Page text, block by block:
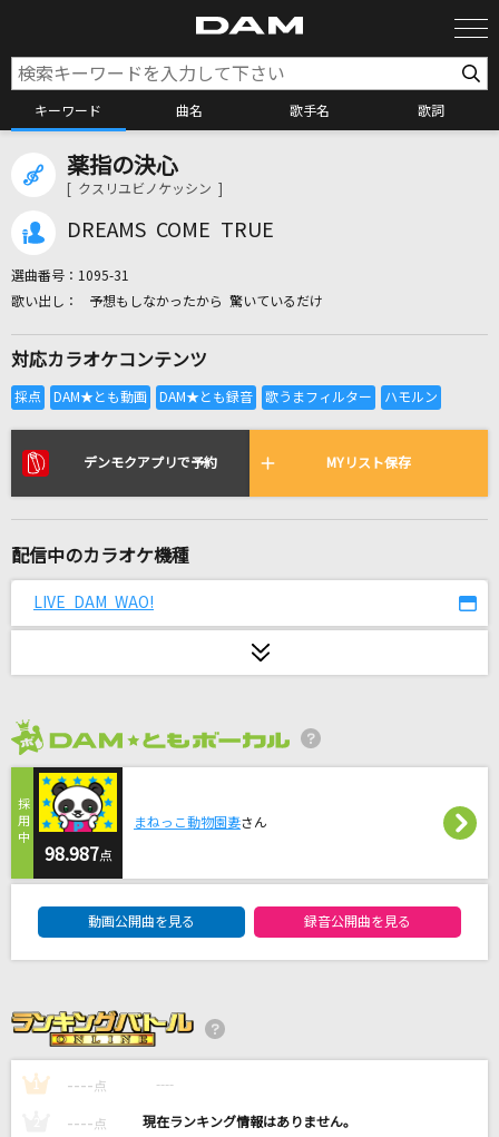
キーワード 曲名 歌手名 歌詞
全国りれき
リアルタイムで歌われている曲の一覧
[生音]天ノ弱
[生音]シュガーソングとビターステップ
爆風スランプ(BAKUFU-SLUMP)
GIRI GIRI -アニメ映像 ver.-
[生音]ミ・アモーレ
中森明菜
[生音]さよなら
西野カナ
会いたくて 会いたくて
西野カナ
薬指の決心
[ クスリユビノケッシン ]
DREAMS COME TRUE
選曲番号： 1095-31
予想もしなかったから 驚いているだけ
対応カラオケコンテンツ
デンモクアプリで予約 MYリスト保存
配信中のカラオケ機種
LIVE DAM WAO!
98.987点
まねっこ動物園妻さん
動画公開曲を見る 録音公開曲を見る
1 ---- 点 ----
---- 点 ----